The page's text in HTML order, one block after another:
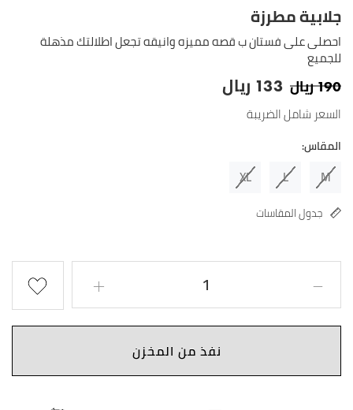
جلابية مطرزة
احصلى على فستان ب قصه مميزه وانيقه تجعل اطلالتك مذهلة
للجميع
ريال190 ريال 133
السعر شامل الضريبة
المقاس:
M
L
XL
جدول المقاسات
نفذ من المخزن